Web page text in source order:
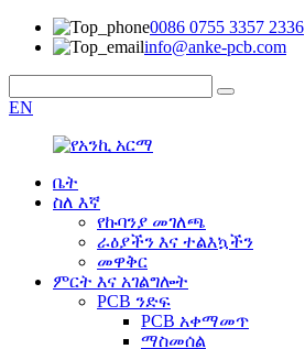
0086 0755 3357 2336
info@anke-pcb.com
EN
ቤት
ስለ እኛ
የኩባንያ መገለጫ
ራዕያችን እና ተልእኳችን
መዋቅር
ምርት እና አገልግሎት
PCB ንድፍ
PCB አቀማመጥ
ማስመሰል